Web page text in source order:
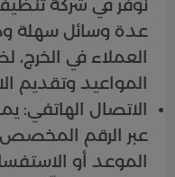
عدة وسائل سهلة
العملاء في الخرج،
المواعيد وتقديم
الاتصال الهاتفي:
عبر الرقم المخصص
الموعد أو